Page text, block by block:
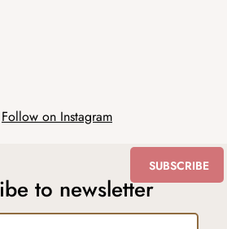
Follow on Instagram
to newsletter
SUBSCRIBE